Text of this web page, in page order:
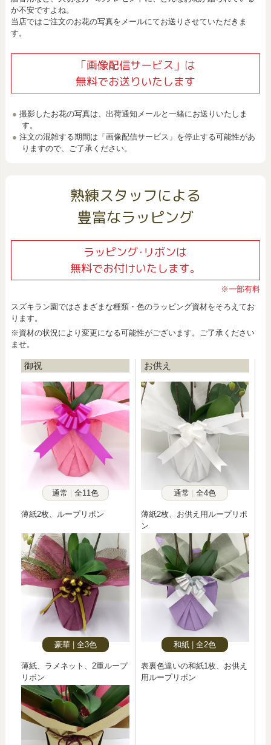
か不安ですよね。
当店ではご注文のお花の写真をメールにてお送りさせていただきま
す。
「画像配信サービス」は
無料でお送りいたします
撮影したお花の写真は、出荷通知メールと一緒にお送りいたしま
す。
注文の混雑する期間は「画像配信サービス」を停止する可能性があ
りますので、ご了承ください。
熟練スタッフによる
豊富なラッピング
ラッピング･リボンは
無料でお付けいたします。
※一部有料
スズキラン園ではさまざまな種類・色のラッピング資材をそろえてお
ります。
※資材の状況により変更になる可能性がございます。ご了承ください
ませ。
御祝
通常 全11色
薄紙2枚、ループリボン
豪華 全3色
薄紙、ラメネット、2重ループ
リボン
お供え
通常 全4色
薄紙2枚、お供え用ループリボ
ン
和紙 全2色
表裏色違いの和紙1枚、お供え
用ループリボン